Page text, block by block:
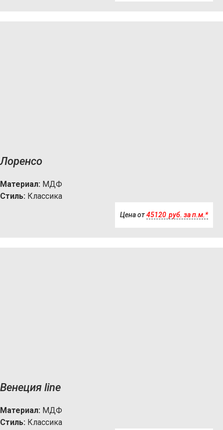
Лоренсо
Материал: МДФ
Стиль: Классика
Цена от45120 руб. за п.м.*
Венеция line
Материал: МДФ
Стиль: Классика